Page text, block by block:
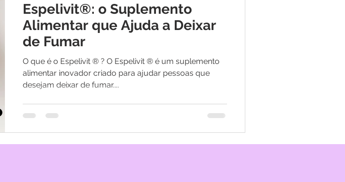
Espelivit®: o Suplemento
Alimentar que Ajuda a Deixar
de Fumar
O que é o Espelivit ® ? O Espelivit ® é um suplemento
alimentar inovador criado para ajudar pessoas que
desejam deixar de fumar....